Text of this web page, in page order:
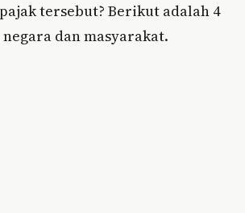
tersebut? Berikut adalah 4
dan masyarakat.